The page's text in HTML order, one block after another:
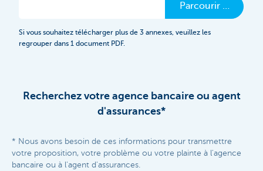
Parcourir …
Si vous souhaitez télécharger plus de 3 annexes, veuillez les
regrouper dans 1 document PDF.
Recherchez votre agence bancaire ou agent
d'assurances*
* Nous avons besoin de ces informations pour transmettre
votre proposition, votre problème ou votre plainte à l'agence
bancaire ou à l'agent d'assurances.